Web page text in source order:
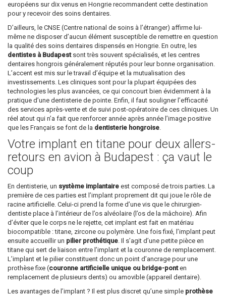
européens sur dix venus en Hongrie recommandent cette destination
pour y recevoir des soins dentaires.
D’ailleurs, le CNSE (Centre national de soins à l’étranger) affirme lui-
même ne disposer d’aucun élément susceptible de remettre en question
la qualité des soins dentaires dispensés en Hongrie. En outre, les
dentistes à Budapestsont très souvent spécialisés, et les centres
dentaires hongrois généralement réputés pour leur bonne organisation.
L’accent est mis sur le travail d’équipe et la mutualisation des
investissements. Les cliniques sont pour la plupart équipées des
technologies les plus avancées, ce qui concourt bien évidemment à la
pratique d’une dentisterie de pointe. Enfin, il faut souligner l’efficacité
des services après-vente et de suivi post-opératoire de ces cliniques. Un
réel atout qui n’a fait que renforcer année après année l’image positive
que les Français se font de la dentisterie hongroise.
Votre implant en titane pour deux allers-
retours en avion à Budapest : ça vaut le
coup
En dentisterie, un système implantaire est composé de trois parties. La
première de ces parties est l’implant proprement dit qui joue le rôle de
racine artificielle. Celui-ci prend la forme d’une vis que le chirurgien-
dentiste place à l’intérieur de l’os alvéolaire (l’os de la mâchoire). Afin
d’éviter que le corps ne le rejette, cet implant est fait en matériau
biocompatible : titane, zircone ou polymère. Une fois fixé, l’implant peut
ensuite accueillir un pilier prothétique. Il s’agit d’une petite pièce en
titane qui sert de liaison entre l’implant et la couronne de remplacement.
L’implant et le pilier constituent donc un point d’ancrage pour une
prothèse fixe (couronne artificielle unique ou bridge-ponten
remplacement de plusieurs dents) ou amovible (appareil dentaire).
Les avantages de l’implant ? Il est plus discret qu’une simple prothèse